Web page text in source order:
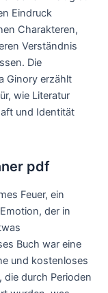
Eindruck
Charakteren,
Verständnis
Die
Ginory erzählt
wie Literatur
und Identität
pdf
Feuer, ein
der in
Buch war eine
und kostenloses
durch Perioden